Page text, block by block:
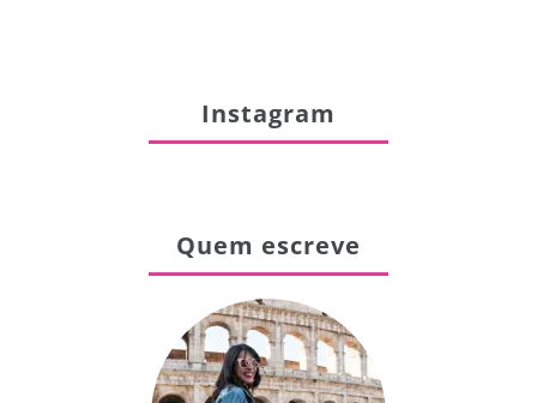
Instagram
Quem escreve